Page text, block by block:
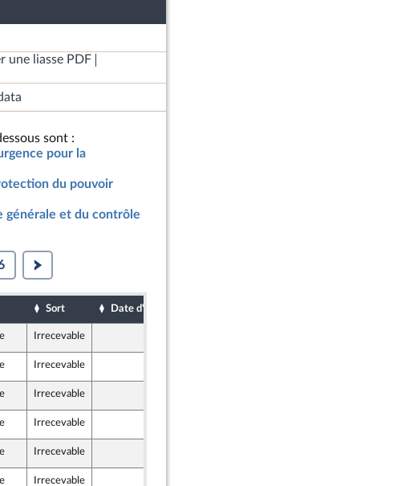
une liasse PDF
sont :
pour la
du pouvoir
générale et du contrôle
Sort Date d'examen
Irrecevable
Irrecevable
Irrecevable
- NUPES
Irrecevable
Irrecevable
Irrecevable